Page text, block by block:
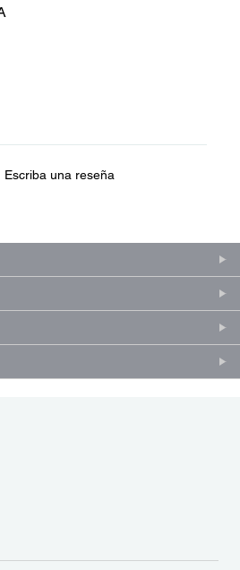
Escriba una reseña